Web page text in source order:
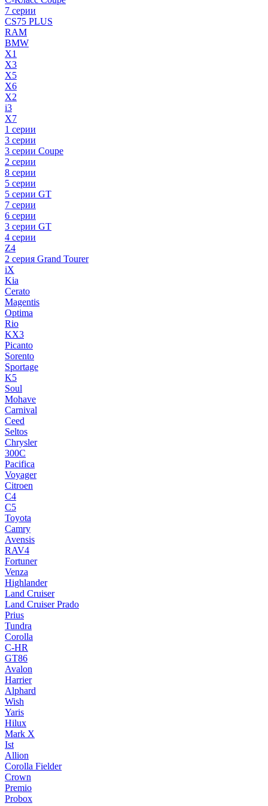
7 серии
CS75 PLUS
RAM
BMW
X1
X3
X5
X6
X2
i3
X7
1 серии
3 серии
3 серии Coupe
2 серии
8 серии
5 серии
5 серии GT
7 серии
6 серии
3 серии GT
4 серии
Z4
2 серия Grand Tourer
iX
Kia
Cerato
Magentis
Optima
Rio
KX3
Picanto
Sorento
Sportage
K5
Soul
Mohave
Carnival
Ceed
Seltos
Chrysler
300C
Pacifica
Voyager
Citroen
C4
C5
Toyota
Camry
Avensis
RAV4
Fortuner
Venza
Highlander
Land Cruiser
Land Cruiser Prado
Prius
Tundra
Corolla
C-HR
GT86
Avalon
Harrier
Alphard
Wish
Yaris
Hilux
Mark X
Ist
Allion
Corolla Fielder
Crown
Premio
Probox